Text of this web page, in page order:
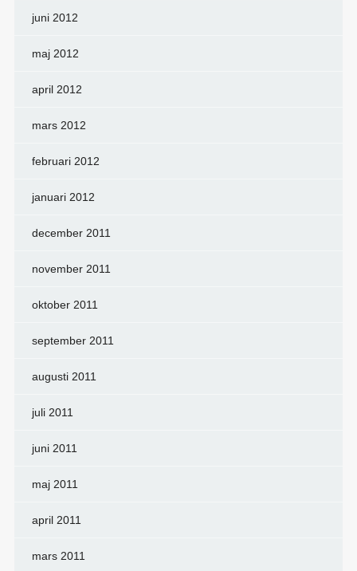
juni 2012
maj 2012
april 2012
mars 2012
februari 2012
januari 2012
december 2011
november 2011
oktober 2011
september 2011
augusti 2011
juli 2011
juni 2011
maj 2011
april 2011
mars 2011